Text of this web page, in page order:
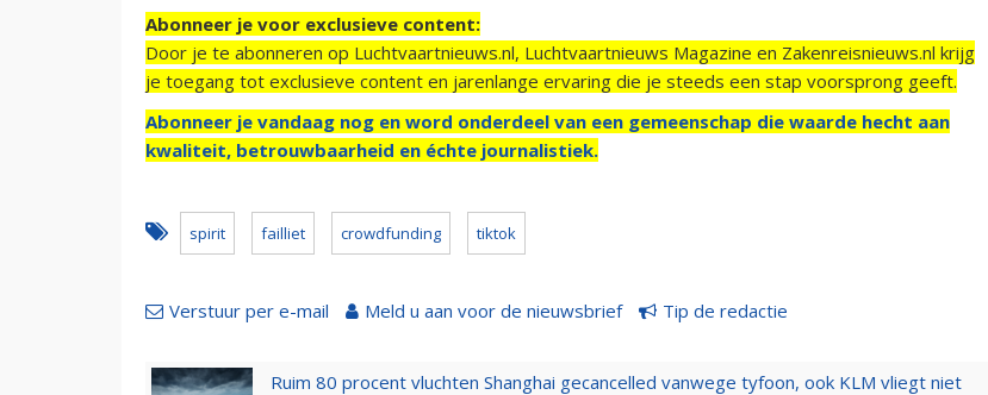
Abonneer je voor exclusieve content:
Door je te abonneren op Luchtvaartnieuws.nl, Luchtvaartnieuws Magazine en Zakenreisnieuws.nl krijg
je toegang tot exclusieve content en jarenlange ervaring die je steeds een stap voorsprong geeft.
Abonneer je vandaag nog en word onderdeel van een gemeenschap die waarde hecht aan
kwaliteit, betrouwbaarheid en échte journalistiek.
spirit failliet crowdfunding tiktok
Verstuur per e-mail Meld u aan voor de nieuwsbrief Tip de redactie
Ruim 80 procent vluchten Shanghai gecancelled vanwege tyfoon, ook KLM vliegt niet